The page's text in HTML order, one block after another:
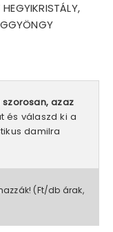
azaz
és válaszd ki a
damilra
(Ft/db árak,